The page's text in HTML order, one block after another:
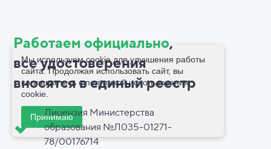
Работаем официально,
всеудостоверения
вносятся вединый реестр
Лицензия Министерства
образования №Л035-01271-
78/00176714
Мы используем cookie для улучшения работы
сайта. Продолжая использовать сайт, вы
соглашаетесь сполитикой использования
cookie
Принимаю